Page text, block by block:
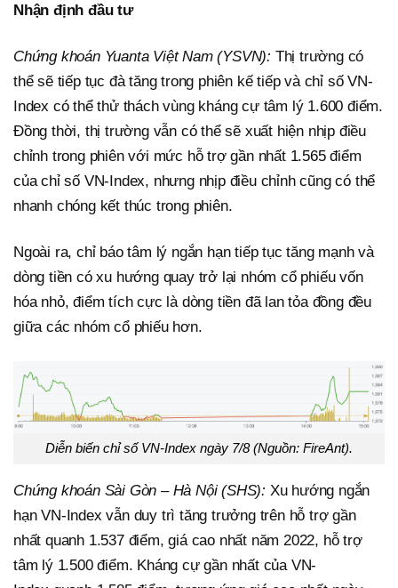
Nhận định đầu tư
Chứng khoán Yuanta Việt Nam (YSVN): Thị trường có
thể sẽ tiếp tục đà tăng trong phiên kế tiếp và chỉ số VN-
Index có thể thử thách vùng kháng cự tâm lý 1.600 điểm.
Đồng thời, thị trường vẫn có thể sẽ xuất hiện nhịp điều
chỉnh trong phiên với mức hỗ trợ gần nhất 1.565 điểm
của chỉ số VN-Index, nhưng nhịp điều chỉnh cũng có thể
nhanh chóng kết thúc trong phiên.
Ngoài ra, chỉ báo tâm lý ngắn hạn tiếp tục tăng mạnh và
dòng tiền có xu hướng quay trở lại nhóm cổ phiếu vốn
hóa nhỏ, điểm tích cực là dòng tiền đã lan tỏa đồng đều
giữa các nhóm cổ phiếu hơn.
Diễn biến chỉ số VN-Index ngày 7/8 (Nguồn: FireAnt).
Chứng khoán Sài Gòn – Hà Nội (SHS): Xu hướng ngắn
hạn VN-Index vẫn duy trì tăng trưởng trên hỗ trợ gần
nhất quanh 1.537 điểm, giá cao nhất năm 2022, hỗ trợ
tâm lý 1.500 điểm. Kháng cự gần nhất của VN-